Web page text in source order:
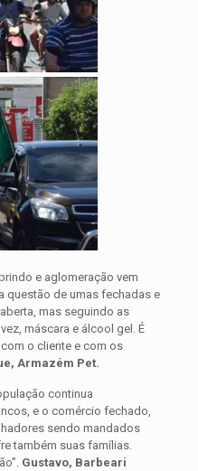
e aglomeração vem
questão de umas fechadas e
mas seguindo as
máscara e álcool gel. É
o cliente e com os
Armazém Pet.
continua
e o comércio fechado,
sendo mandados
também suas famílias.
Gustavo, Barbeari